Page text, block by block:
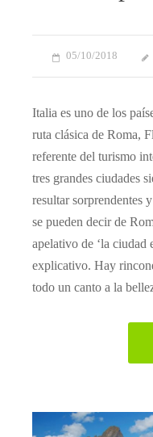
05/10/2018
Italia es uno de los
ruta clásica de Roma,
referente del turismo
tres grandes ciudades
resultar sorprendentes
se pueden decir de
apelativo de ‘la ciudad
explicativo. Hay
todo un canto a la